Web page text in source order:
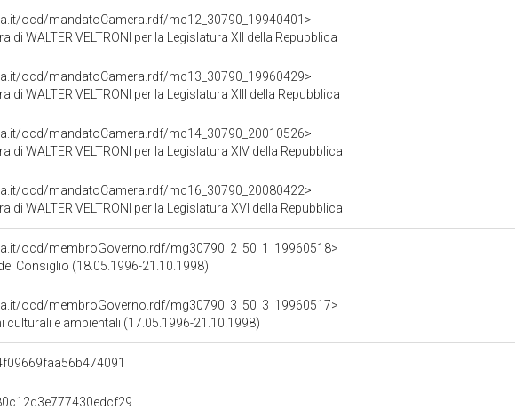
ocd/mandatoCamera.rdf/mc12_30790_19940401>
di WALTER VELTRONI per la Legislatura XII della Repubblica
ocd/mandatoCamera.rdf/mc13_30790_19960429>
di WALTER VELTRONI per la Legislatura XIII della Repubblica
ocd/mandatoCamera.rdf/mc14_30790_20010526>
di WALTER VELTRONI per la Legislatura XIV della Repubblica
ocd/mandatoCamera.rdf/mc16_30790_20080422>
di WALTER VELTRONI per la Legislatura XVI della Repubblica
ocd/membroGoverno.rdf/mg30790_2_50_1_19960518>
Consiglio (18.05.1996-21.10.1998)
ocd/membroGoverno.rdf/mg30790_3_50_3_19960517>
culturali e ambientali (17.05.1996-21.10.1998)